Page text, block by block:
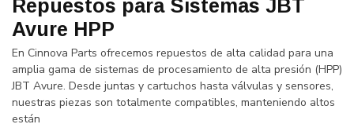
Repuestos para Sistemas JBT
Avure HPP
En Cinnova Parts ofrecemos repuestos de alta calidad para una
amplia gama de sistemas de procesamiento de alta presión (HPP)
JBT Avure. Desde juntas y cartuchos hasta válvulas y sensores,
nuestras piezas son totalmente compatibles, manteniendo altos
están